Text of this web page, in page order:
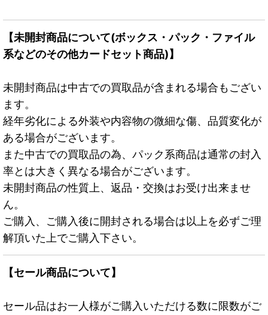
【未開封商品について(ボックス・パック・ファイル
系などのその他カードセット商品)】
未開封商品は中古での買取品が含まれる場合もござい
ます。
経年劣化による外装や内容物の微細な傷、品質変化が
ある場合がございます。
また中古での買取品の為、パック系商品は通常の封入
率とは大きく異なる場合がございます。
未開封商品の性質上、返品・交換はお受け出来ませ
ん。
ご購入、ご購入後に開封される場合は以上を必ずご理
解頂いた上でご購入下さい。
【セール商品について】
セール品はお一人様がご購入いただける数に限数がご